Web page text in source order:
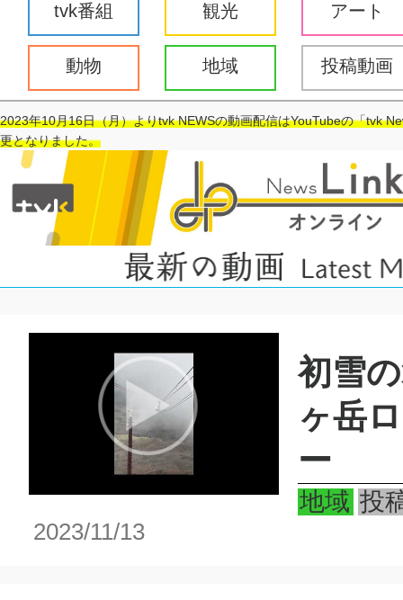
tvk番組 観光 アート
動物 地域 投稿動画
2023年10月16日（月）よりtvk NEWSの動画配信はYouTubeの「tvk
更となりました。
初雪
ヶ岳
ー
地域 投
2023/11/13